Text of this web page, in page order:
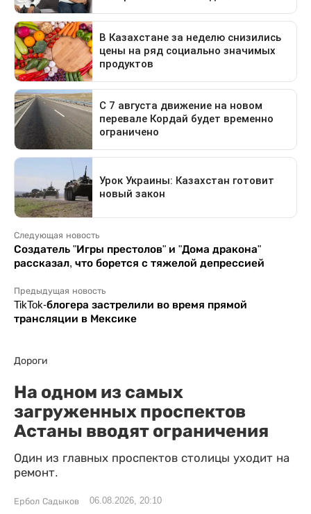
Следующая новость
Создатель "Игры престолов" и "Дома дракона"
рассказал, что борется с тяжелой депрессией
Предыдущая новость
TikTok-блогера застрелили во время прямой
трансляции в Мексике
Дороги
На одном из самых
загруженных проспектов
Астаны вводят ограничения
Один из главных проспектов столицы уходит на
ремонт.
Ербол Садыков 06.08.2026, 20:10